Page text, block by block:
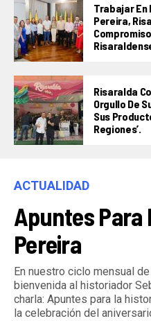
Trabajar En
Pereira,
Risaralda
Orgullo De
Sus
Regiones’.
ACTUALIDAD
Apuntes Para
Pereira
En nuestro ciclo mensual
bienvenida al historiador
charla: Apuntes para la
la celebración del